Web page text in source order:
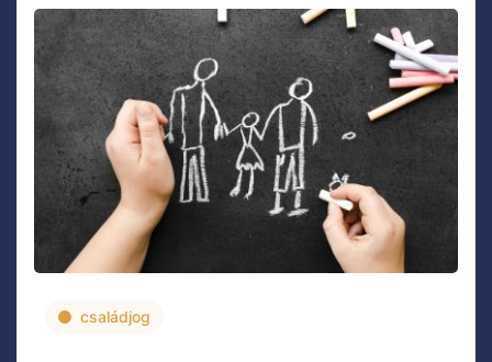
családjog